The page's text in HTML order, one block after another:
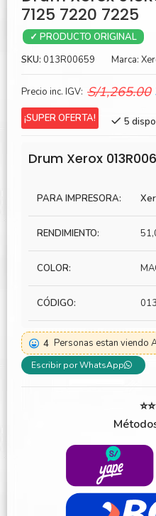
7125 7220 7225
✓ PRODUCTO ORIGINAL
SKU: 013R00659 Marca:
Precio inc. IGV: S/1,265.00
¡SUPER OFERTA! 5
Drum Xerox
PARA IMPRESORA:
RENDIMIENTO:
COLOR:
CÓDIGO:
4 Personas estan viendo
Escribir por WhatsApp